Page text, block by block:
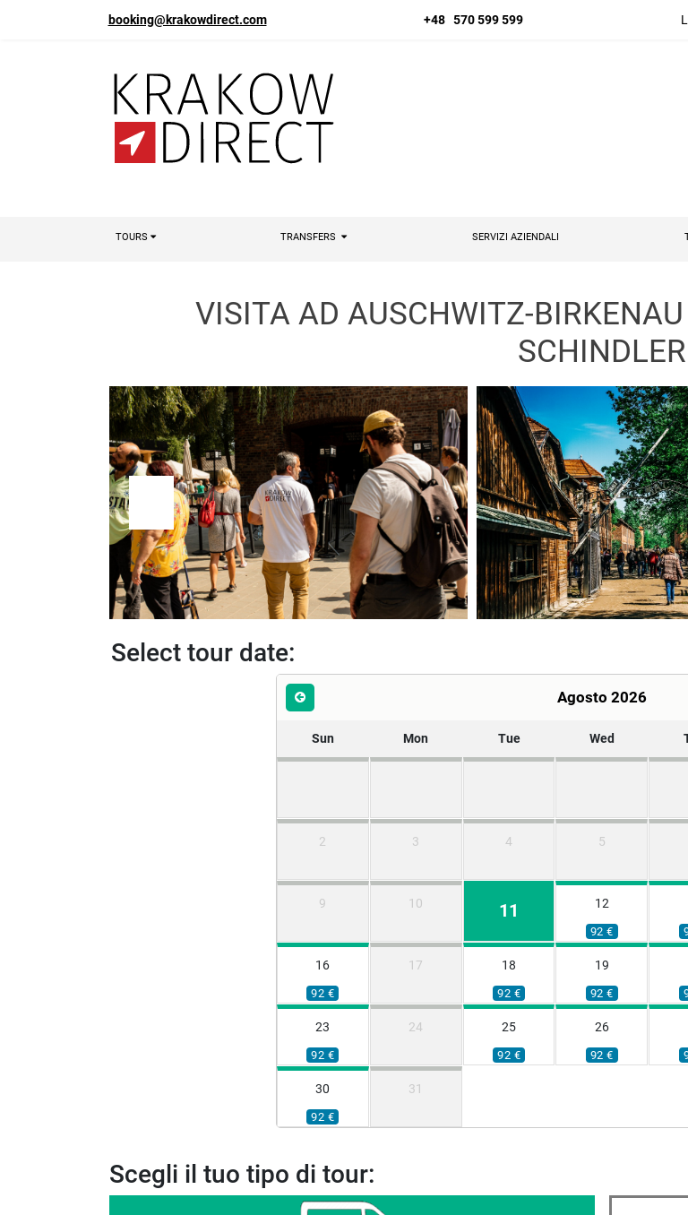
booking@krakowdirect.com +48 570 599 599
TOURS TRANSFERS SERVIZI AZIENDALI
VISITA AD AUSCHWITZ-
SCHINDLER
Select tour date:
Agosto 2026
Sun Mon Tue Wed
2 3 4 5
9 10 11 12
92 €
16
92 €
17 18
92 €
19
92 €
23
92 €
24 25
92 €
26
92 €
30
92 €
31
Scegli il tuo tipo di tour: